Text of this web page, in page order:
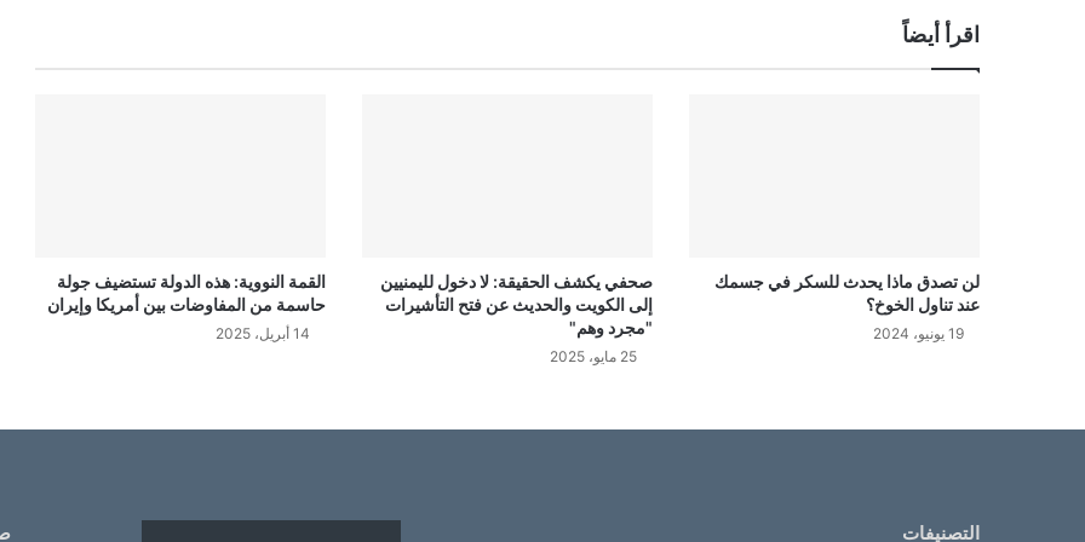
اقرأ أيضاً
لن تصدق ماذا يحدث للسكر في جسمك
عند تناول الخوخ؟
19 يونيو، 2024
صحفي يكشف الحقيقة: لا دخول لليمنيين
إلى الكويت والحديث عن فتح التأشيرات
"مجرد وهم"
25 مايو، 2025
القمة النووية: هذه الدولة تستضيف جولة
حاسمة من المفاوضات بين أمريكا وإيران
14 أبريل، 2025
التصنيفات